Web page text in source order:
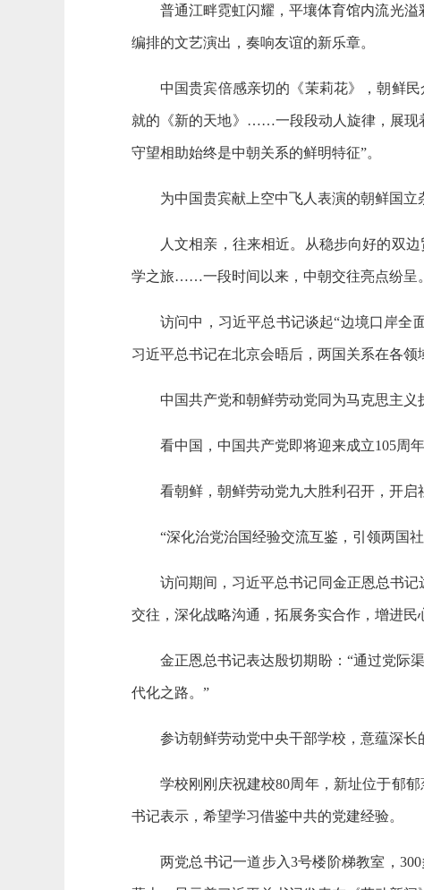
普通江畔霓虹闪耀，平壤体育馆内流光
编排的文艺演出，奏响友谊的新乐章。
中国贵宾倍感亲切的《茉莉花》，朝鲜
就的《新的天地》……一段段动人旋律，展现
守望相助始终是中朝关系的鲜明特征”。
为中国贵宾献上空中飞人表演的朝鲜国
人文相亲，往来相近。从稳步向好的双
学之旅……一段时间以来，中朝交往亮点纷呈。
访问中，习近平总书记谈起“边境口岸全
习近平总书记在北京会晤后，两国关系在各
中国共产党和朝鲜劳动党同为马克思主义
看中国，中国共产党即将迎来成立105周
看朝鲜，朝鲜劳动党九大胜利召开，开启
“深化治党治国经验交流互鉴，引领两国
访问期间，习近平总书记同金正恩总书
交往，深化战略沟通，拓展务实合作，增进
金正恩总书记表达殷切期盼：“通过党际
代化之路。”
参访朝鲜劳动党中央干部学校，意蕴深长
学校刚刚庆祝建校80周年，新址位于郁
书记表示，希望学习借鉴中共的党建经验。
两党总书记一道步入3号楼阶梯教室，